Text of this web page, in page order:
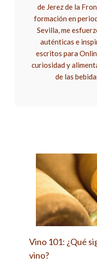
de Jerez de la
formación en
Sevilla, me
auténticas e
escritos para
curiosidad y
de las
Vino 101: ¿Qué
vino?